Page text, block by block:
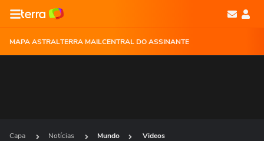
MAPA ASTRALTERRA MAILCENTRAL DO ASSINANTE
Capa Notícias Mundo Videos